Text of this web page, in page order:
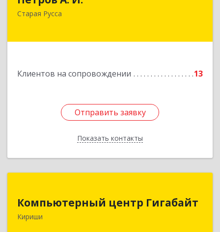
Старая Русса
Клиентов на сопровождении 13
Отправить заявку
Показать контакты
Отправить заявку
Назад
Компьютерный центр Гигабайт
Кириши
187110, Ленинградская обл, Кириши г,